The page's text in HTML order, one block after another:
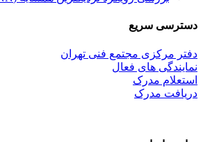
دسترسی سریع
دفتر مرکزی مجتمع فنی تهران
نمایندگی های فعال
استعلام مدرک
دریافت مدرک